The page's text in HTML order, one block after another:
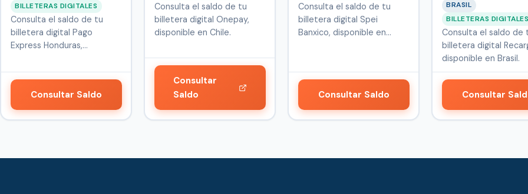
BILLETERAS DIGITALES
Consulta el saldo de tu
billetera digital Pago
Express Honduras,
Consultar Saldo
Consulta el saldo de tu
billetera digital Onepay,
disponible en Chile.
Consultar
Saldo
Consulta el saldo de tu
billetera digital Spei
Banxico, disponible en
Consultar Saldo
BRASIL
BILLETERAS
Consulta el saldo de
billetera digital
disponible en Brasil.
Consultar